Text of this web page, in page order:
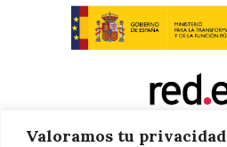
Valoramos tu privacidad